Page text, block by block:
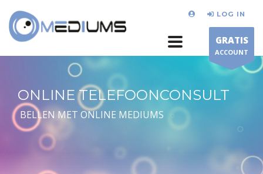
LOG IN
GRATIS
ACCOUNT
ONLINE TELEFOONCONSULT
BELLEN MET ONLINE MEDIUMS